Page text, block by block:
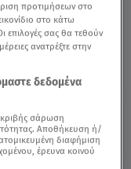
ΠΡΟΒΛΕΨΕΙΣ
προτιμήσεων στο
στο κάτω
επιλογές σας θα τεθούν
ανατρέξτε στην
δεδομένα
σάρωση
Αποθήκευση ή/
διαφήμιση
έρευνα κοινού